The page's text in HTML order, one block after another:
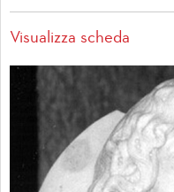
Visualizza scheda